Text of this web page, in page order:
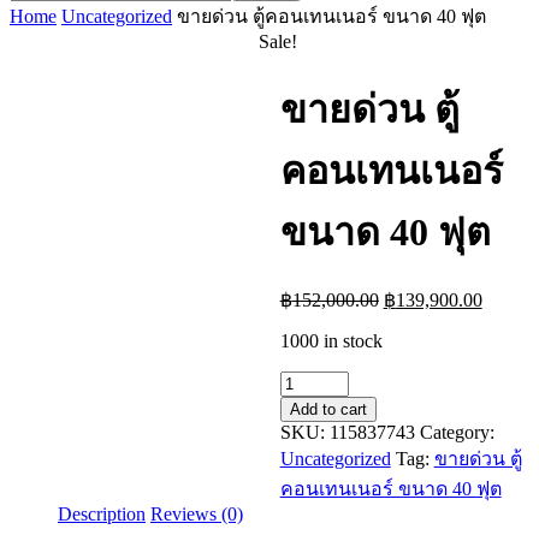
Home Uncategorized ขายด่วน ตู้คอนเทนเนอร์ ขนาด 40 ฟุต
Sale!
ขายด่วน ตู้
คอนเทนเนอร์
ขนาด 40 ฟุต
฿152,000.00 Original
was:
฿139,900.00Current
1000 in stock
ขาย
ด่วน
ตู้
คอนเทนเนอร์
Add to cart
SKU: 115837743 Category:
Uncategorized Tag: ขายด่วน ตู้
คอนเทนเนอร์ ขนาด 40 ฟุต
Description Reviews (0)